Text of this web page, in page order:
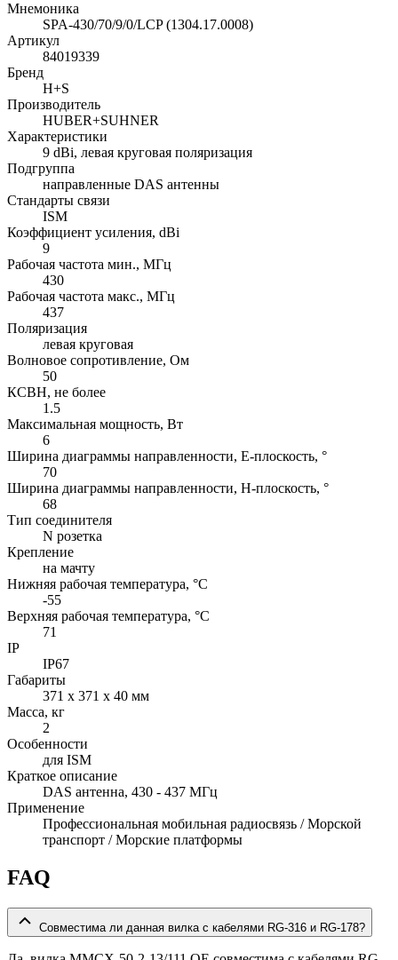
Мнемоника
SPA-430/70/9/0/LCP (1304.17.0008)
Артикул
84019339
Бренд
H+S
Производитель
HUBER+SUHNER
Характеристики
9 dBi, левая круговая поляризация
Подгруппа
направленные DAS антенны
Стандарты связи
ISM
Коэффициент усиления, dBi
9
Рабочая частота мин., МГц
430
Рабочая частота макс., МГц
437
Поляризация
левая круговая
Волновое сопротивление, Ом
50
КСВН, не более
1.5
Максимальная мощность, Вт
6
Ширина диаграммы направленности, E-плоскость, °
70
Ширина диаграммы направленности, H-плоскость, °
68
Тип соединителя
N розетка
Крепление
на мачту
Нижняя рабочая температура, °C
-55
Верхняя рабочая температура, °C
71
IP
IP67
Габариты
371 x 371 x 40 мм
Масса, кг
2
Особенности
для ISM
Краткое описание
DAS антенна, 430 - 437 МГц
Применение
Профессиональная мобильная радиосвязь / Морской
транспорт / Морские платформы
FAQ
Совместима ли данная вилка с кабелями RG-316 и RG-178?